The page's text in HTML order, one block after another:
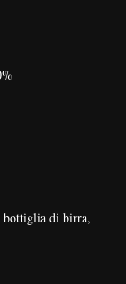
bottiglia di birra,